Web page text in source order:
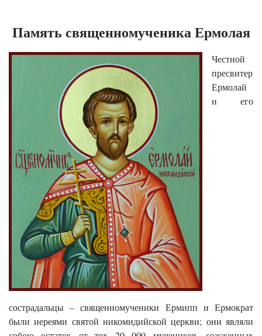
Память священномученика Ермолая
Честной
пресвитер
Ермолай
и его
сострадальцы – священномученики Ермипп и Ермократ
были иереями святой никомидийской церкви; они являли